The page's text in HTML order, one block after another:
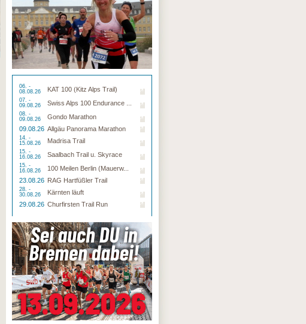
06. -
08.08.26
KAT 100 (Kitz Alps Trail)
07. -
09.08.26
Swiss Alps 100 Endurance ...
08. -
09.08.26
Gondo Marathon
09.08.26 Allgäu Panorama Marathon
14. -
15.08.26
Madrisa Trail
15. -
16.08.26
Saalbach Trail u. Skyrace
15. -
16.08.26
100 Meilen Berlin (Mauerw...
23.08.26 RAG Hartfüßler Trail
28. -
30.08.26
Kärnten läuft
29.08.26 Churfirsten Trail Run